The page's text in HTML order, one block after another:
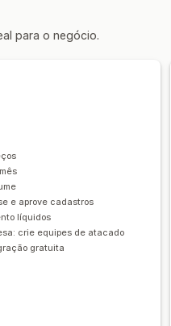
Importação de preços
lote
Rascunhos de pedido
do pedido
do pedido Em várias
de estoque
para o negócio.
e aprove cadastros
líquidos
crie equipes de atacado
gratuita